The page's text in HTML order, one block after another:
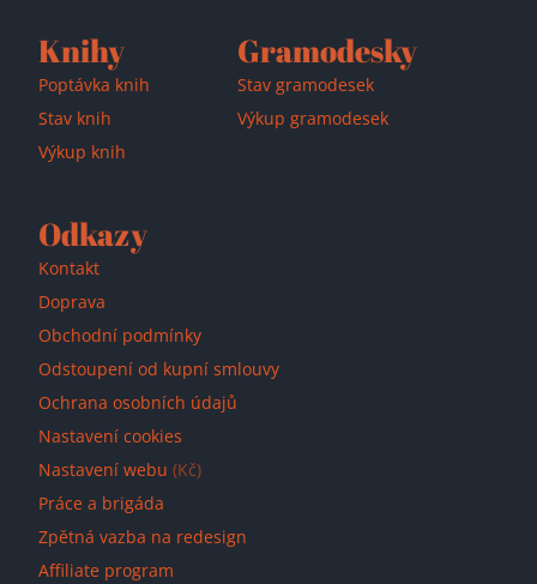
Přidáno do košíku!
Knihy
Poptávka knih
Stav knih
Výkup knih
Gramodesky
Stav gramodesek
Výkup gramodesek
Odkazy
Kontakt
Doprava
Obchodní podmínky
Odstoupení od kupní smlouvy
Ochrana osobních údajů
Nastavení cookies
Nastavení webu (Kč)
Práce a brigáda
Zpětná vazba na redesign
Affiliate program